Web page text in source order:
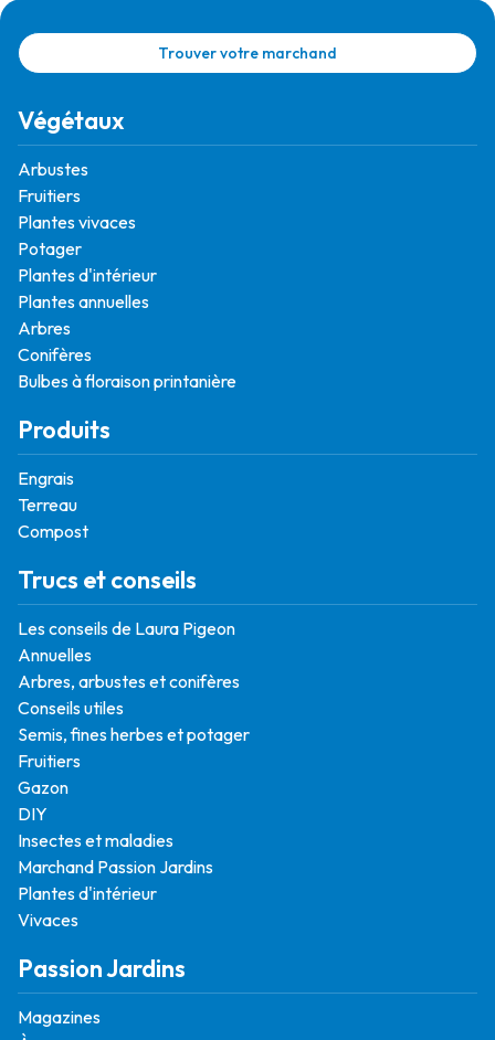
Trouver votre marchand
Végétaux
Arbustes
Fruitiers
Plantes vivaces
Potager
Plantes d'intérieur
Plantes annuelles
Arbres
Conifères
Bulbes à floraison printanière
Produits
Engrais
Terreau
Compost
Trucs et conseils
Les conseils de Laura Pigeon
Annuelles
Arbres, arbustes et conifères
Conseils utiles
Semis, fines herbes et potager
Fruitiers
Gazon
DIY
Insectes et maladies
Marchand Passion Jardins
Plantes d'intérieur
Vivaces
Passion Jardins
Magazines